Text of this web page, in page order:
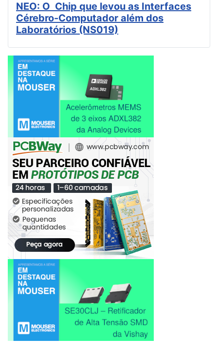
NEO: O Chip que levou as Interfaces
Cérebro-Computador além dos
Laboratórios (NS019)